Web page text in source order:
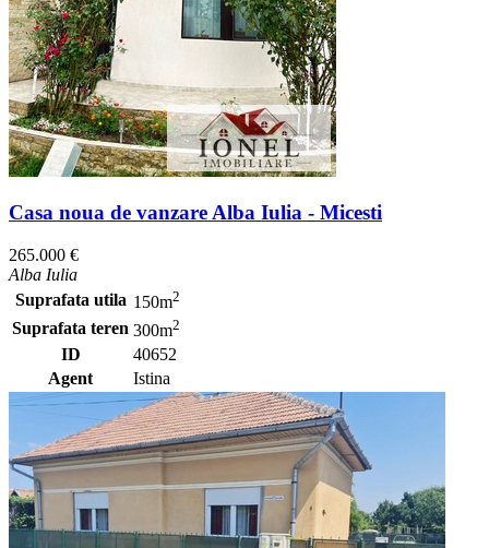
Casa noua de vanzare Alba Iulia - Micesti
265.000 €
Alba Iulia
Suprafata utila 150m2
Suprafata teren 300m2
ID
40652
Agent
Istina